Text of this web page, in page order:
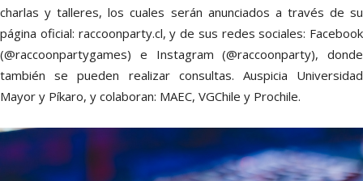
charlas y talleres, los cuales serán anunciados a través de su
página oficial: raccoonparty.cl, y de sus redes sociales: Facebook
(@raccoonpartygames) e Instagram (@raccoonparty), donde
también se pueden realizar consultas. Auspicia Universidad
Mayor y Píkaro, y colaboran: MAEC, VGChile y Prochile.